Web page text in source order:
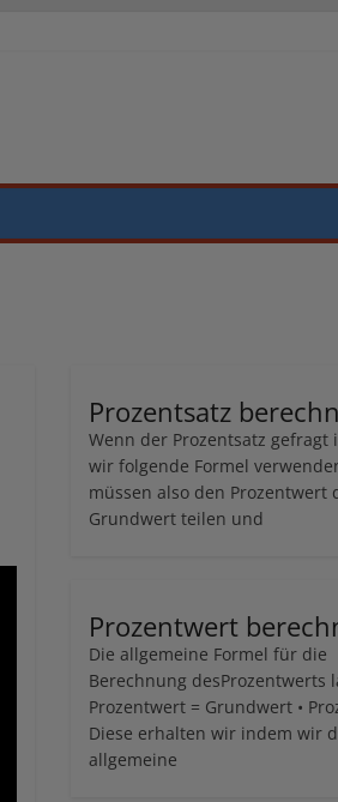
Prozentsatz
Wenn der Prozentsatz gefragt
wir folgende Formel
müssen also den Prozentwert
Grundwert teilen und
Prozentwert
Die allgemeine Formel für die
Berechnung desProzentwerts
Prozentwert = Grundwert •
Diese erhalten wir indem wir
allgemeine